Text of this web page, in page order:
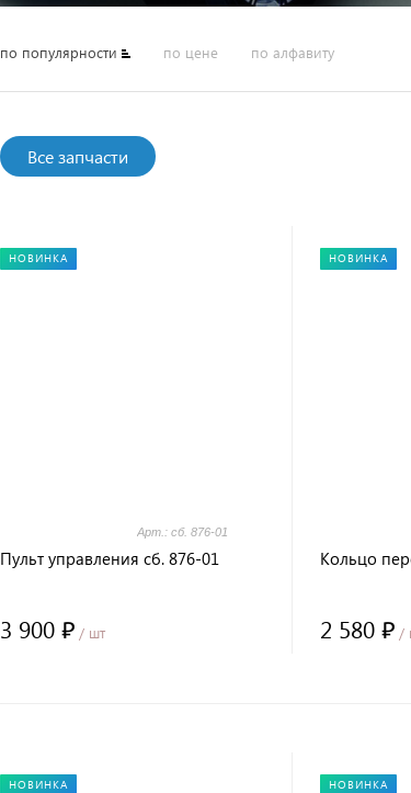
по популярности по цене по алфавиту
Все запчасти
НОВИНКА
Арт.: сб. 876-01
Пульт управления сб. 876-01
3 900 ₽ / шт
НОВИНКА
Кольцо
2 580 ₽/
НОВИНКА НОВИНКА